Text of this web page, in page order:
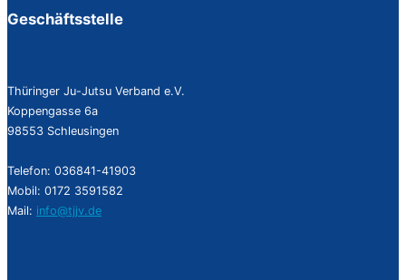
Geschäftsstelle
Thüringer Ju-Jutsu Verband e.V.
Koppengasse 6a
98553 Schleusingen
Telefon: 036841-41903
Mobil: 0172 3591582
Mail: info@tjjv.de